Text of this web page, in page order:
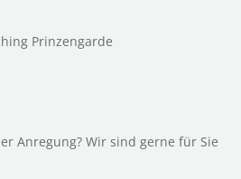
Prinzengarde
Anregung? Wir sind gerne für Sie